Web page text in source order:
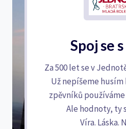
Spoj se
Za 500 let se v
Už nepíšeme
zpěvníků
Ale hodnoty, ty
Víra. Láska.